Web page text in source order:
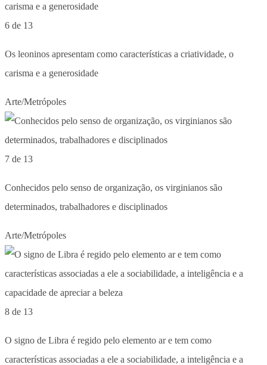
6 de 13
Os leoninos apresentam como características a criatividade, o
carisma e a generosidade
Arte/Metrópoles
7 de 13
Conhecidos pelo senso de organização, os virginianos são
determinados, trabalhadores e disciplinados
Arte/Metrópoles
8 de 13
O signo de Libra é regido pelo elemento ar e tem como
características associadas a ele a sociabilidade, a inteligência e a